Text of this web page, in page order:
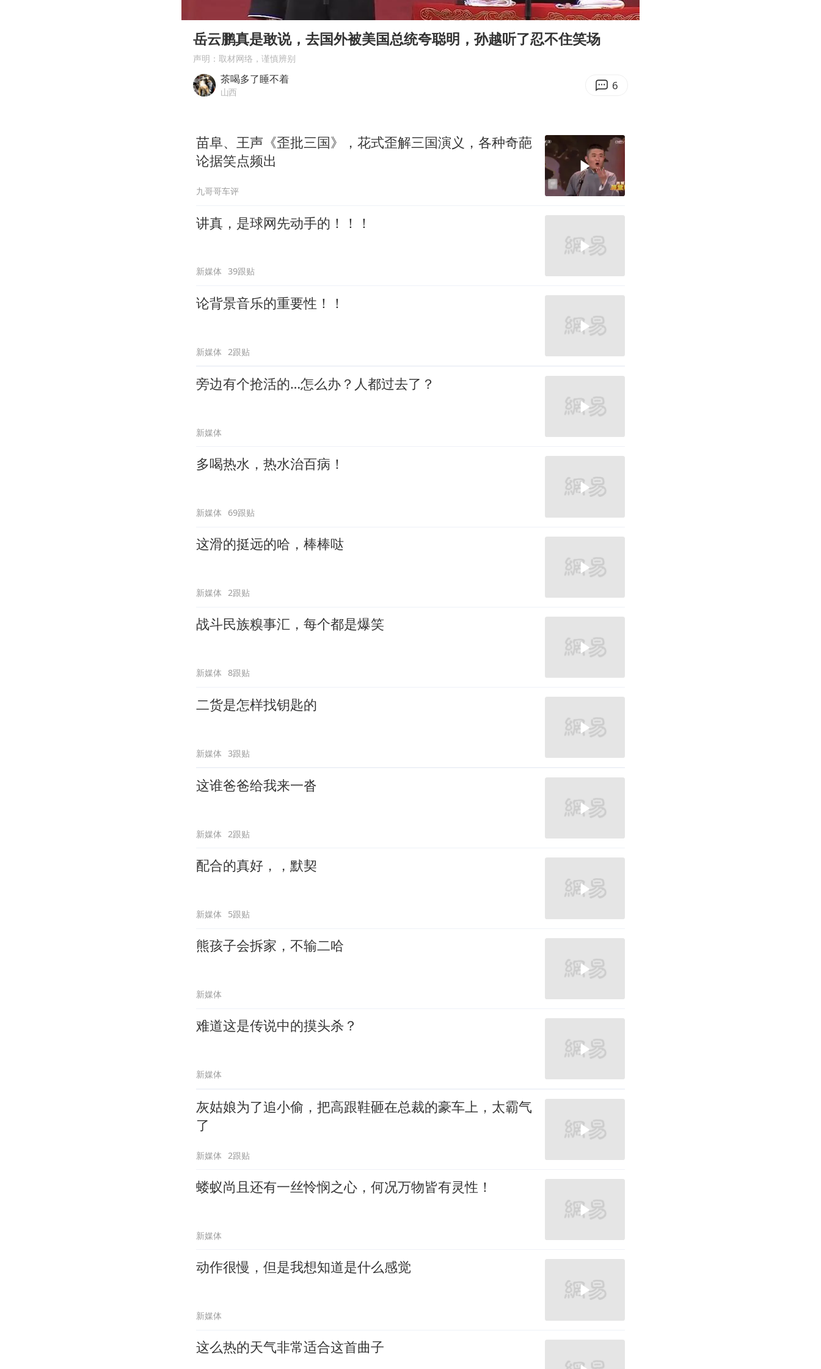
国防部：坚决反制任何闹海挑衅图谋
宇树科技中一签需缴款7.54万元
两名乘客在飞机上因调节座椅起冲突
08:00
Enter
岳云鹏真是敢说，去国外被美国总统夸聪明，孙越听了忍不住笑场
声明：取材网络，谨慎辨别
茶喝多了睡不着
山西 6
苗阜、王声《歪批三国》，花式歪解三国演义，各种奇葩
论据笑点频出
九哥哥车评
讲真，是球网先动手的！！！
新媒体 39跟贴
论背景音乐的重要性！！
新媒体 2跟贴
旁边有个抢活的…怎么办？人都过去了？
新媒体
多喝热水，热水治百病！
新媒体 69跟贴
这滑的挺远的哈，棒棒哒
新媒体 2跟贴
战斗民族糗事汇，每个都是爆笑
新媒体 8跟贴
二货是怎样找钥匙的
新媒体 3跟贴
这谁爸爸给我来一沓
新媒体 2跟贴
配合的真好，，默契
新媒体 5跟贴
熊孩子会拆家，不输二哈
新媒体
难道这是传说中的摸头杀？
新媒体
灰姑娘为了追小偷，把高跟鞋砸在总裁的豪车上，太霸气
了
新媒体 2跟贴
蝼蚁尚且还有一丝怜悯之心，何况万物皆有灵性！
新媒体
动作很慢，但是我想知道是什么感觉
新媒体
这么热的天气非常适合这首曲子